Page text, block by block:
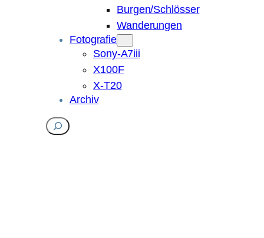
Burgen/Schlösser
Wanderungen
Fotografie
Sony-A7iii
X100F
X-T20
Archiv
Suchen